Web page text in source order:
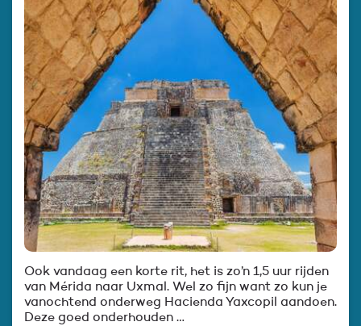
Ook vandaag een korte rit, het is zo’n 1,5 uur rijden
van Mérida naar Uxmal. Wel zo fijn want zo kun je
vanochtend onderweg Hacienda Yaxcopil aandoen.
Deze goed onderhouden …